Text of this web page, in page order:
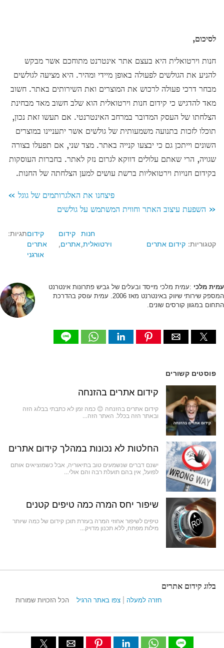
לסיכום,
חנות וירטואלית היא בעצם אתר אינטרנט מתוחכם אשר מבקש
להניע את הגולשים לפעולה באופן מיידי ומהיר. היא מציעה לגולשים
מבחר דרכי פעולה לרכוש את המוצרים ואת השירותים באתר. חשוב
מאד להדגיש כי קידום חנות וירטואלית הוא שלב חשוב מאד מבחינת
הצלחתו של העסק המדובר במרחב האינטרנטי. אם תעשו זאת נכון,
תוכלו לזכות בתנועה משמעותית של גולשים אשר יתעניינו במוצרים
השונים וייתכן גם כי יבצעו קנייה באתר. מצד שני, אם תפעלו בצורה
שגויה, הרי שאתם עלולים דווקא לגרום נזק לאתר. בחברות העוסקות
בקידום חנויות וירטואליות ברשת עושים למען הצלחתה של החנות.
פיצחנו את האלגרותמים של גוגל »
« השפעת עיצוב האתר וחווית המשתמש על גולשים
קטגוריות: קידום אתרים
חנות
וירטואלית
קידום
אתרים
קידום
אתרים
אורגני
תגיות:
עמית מלכי :עמית מלכי מייסד ובעלים של גביש פתרונות אינטרנט
המספק שירותי שיווק באינטרנט מאז 2006. עמית עוסק בהדרכת
התחום במגוון קורסים שונים.
פוסטים קשורים
קידום אתרים בהזנחה
קידום אתרים בהזנחה 😊 כמה זמן לא כתבתי בבלוג הזה
ובאתר הזה בכלל. האתר הזה…
החלטות לא נכונות במהלך קידום אתרים
ישנם דברים שנשמעים טוב בתיאוריה, אבל כשמוציאים אותם
לפועל, אין בהם תועלת רבה והם אולי…
שיפור יחס המרה כמה טיפים קטנים
טיפים לשיפור אחוזי המרה בעזרת תוכן קידום של כמה שיותר
מילות מפתח, ללא תכנון מדויק…
בלוג קידום אתרים
הכל הזכויות שמורות חזרה למעלה צפו באתר הרגיל